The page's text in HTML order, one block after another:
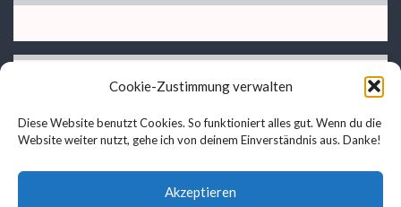
Cookie-Zustimmung verwalten
Diese Website benutzt Cookies. So funktioniert alles gut. Wenn du die
Website weiter nutzt, gehe ich von deinem Einverständnis aus. Danke!
Akzeptieren